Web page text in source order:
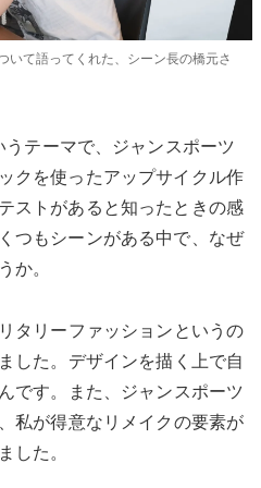
いて語ってくれた、シーン長の橋元さ
うテーマで、ジャンスポーツ
クを使ったアップサイクル作
ストがあると知ったときの感
つもシーンがある中で、なぜ
か。
タリーファッションというの
した。デザインを描く上で自
です。また、ジャンスポーツ
私が得意なリメイクの要素が
した。